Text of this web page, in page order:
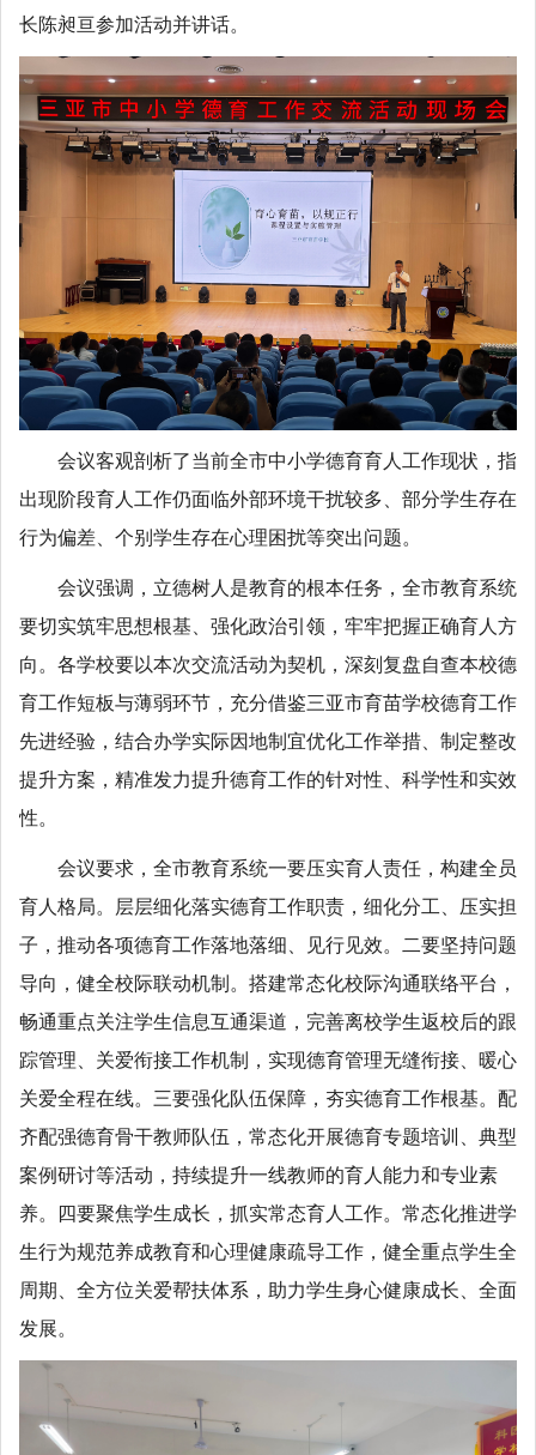
长陈昶亘参加活动并讲话。
会议客观剖析了当前全市中小学德育育人工作现状，指
出现阶段育人工作仍面临外部环境干扰较多、部分学生存在
行为偏差、个别学生存在心理困扰等突出问题。
会议强调，立德树人是教育的根本任务，全市教育系统
要切实筑牢思想根基、强化政治引领，牢牢把握正确育人方
向。各学校要以本次交流活动为契机，深刻复盘自查本校德
育工作短板与薄弱环节，充分借鉴三亚市育苗学校德育工作
先进经验，结合办学实际因地制宜优化工作举措、制定整改
提升方案，精准发力提升德育工作的针对性、科学性和实效
性。
会议要求，全市教育系统一要压实育人责任，构建全员
育人格局。层层细化落实德育工作职责，细化分工、压实担
子，推动各项德育工作落地落细、见行见效。二要坚持问题
导向，健全校际联动机制。搭建常态化校际沟通联络平台，
畅通重点关注学生信息互通渠道，完善离校学生返校后的跟
踪管理、关爱衔接工作机制，实现德育管理无缝衔接、暖心
关爱全程在线。三要强化队伍保障，夯实德育工作根基。配
齐配强德育骨干教师队伍，常态化开展德育专题培训、典型
案例研讨等活动，持续提升一线教师的育人能力和专业素
养。四要聚焦学生成长，抓实常态育人工作。常态化推进学
生行为规范养成教育和心理健康疏导工作，健全重点学生全
周期、全方位关爱帮扶体系，助力学生身心健康成长、全面
发展。